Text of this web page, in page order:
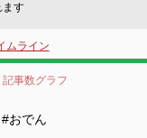
ます
ムライン
記事数グラフ
#おでん